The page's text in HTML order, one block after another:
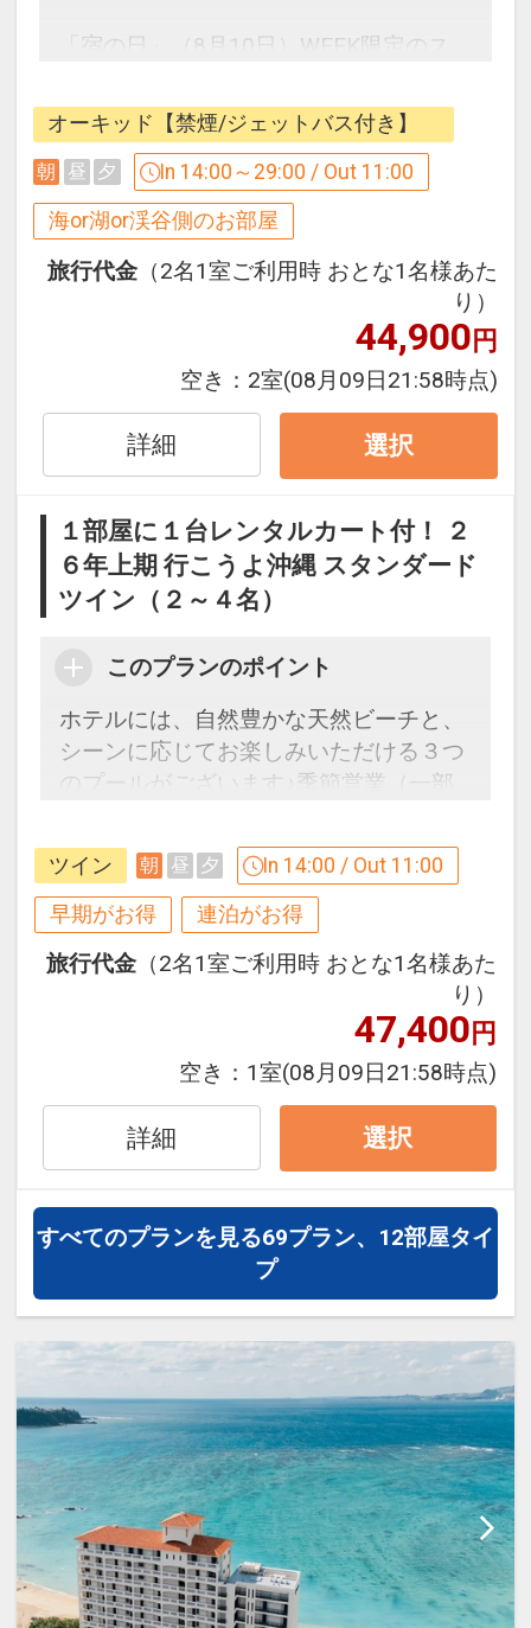
「宿の日」（8月10日）WEEK限定のス
客室は波音を間近に感じる、オーシャン
ビューで人気の2タイプ「オーキッド」
と「アゼリアスイート」よりお選びいた
だけます。
※ご予約時にどちらかのお部屋タイプを
指定してご予約ください。
◆オーシャンビュールームで人気の【オ
ーキッド】◆
オーシャンビューのバルコニーにあり、
壮大な景色を眺めながら入れるジェット
ください。
◆オーシャンビュースイートで人気の
【アゼリアスイート】◆
バルコニーやガラス張りのバスルームか
らは大浦湾を望み、
夕方になると赤く染まる夕陽が天蓋付き
ベッドに反射して、お部屋全体を茜色に
包みます。
波音を間近に感じるオーシャンビュール
ームで、ゆっくりと流れる時間をご堪能
ください。
＜ プランのご案内 ＞
○インドアプール「レインフォレスト」
が滞在中ご利用可能（追加代金不要）
※19時からのナイトプールもご利用いた
だけます
◆ ホテルからのおもてなし ◆
・ガーデンプール・ビーチサイドプール
が利用可能（夏季限定）
・カヌチャゴルフコースが宿泊者割引料
金でプレー可能
・一室につきミネラルウォーターを2本
ご用意
◆ 朝食のご案内 ◆
・和食レストラン「神着」・・和御膳
・カジュアルダイニング「パラデ
ィ」・・バイキング
※状況により、営業内容が変更する可能
オーキッド【禁煙/ジェットバス付き】
朝 昼 夕 In 14:00～29:00 / Out 11:00
海or湖or渓谷側のお部屋
旅行代金 （2名1室ご利用時 おとな1名様あた
り）
44,900円
空き： 2室(08月09日21:58時点)
詳細 選択
１部屋に１台レンタルカート付！ ２
６年上期 行こうよ沖縄 スタンダード
ツイン（２～４名）
このプランのポイント
ホテルには、自然豊かな天然ビーチと、
シーンに応じてお楽しみいただける３つ
のプールがございます♪季節営業（一部
【９０日前までの申込がお得】早期申込
割引がございます
ると
※早期申込期間を過ぎてからの変更（人
数の内訳・客室タイプ・食事条件・プラ
ン・氏名・人員・泊数の増減等の変更）
があった場合、早期申込割引は適用され
※割引適用後のご旅行代金は、カレンダ
ーからお進みいただいた後表示される
「空室照会結果確認画面」でご確認くだ
【６０日前までの申込がお得】早期申込
割引がございます
ご宿泊の６０日前までにお申し込みにな
ると
1泊につきおひとり様１，０００円引
※早期申込期間を過ぎてからの変更（人
数の内訳・客室タイプ・食事条件・プラ
ツイン 朝 昼 夕 In 14:00 / Out 11:00
早期がお得 連泊がお得
旅行代金 （2名1室ご利用時 おとな1名様あた
り）
47,400円
空き： 1室(08月09日21:58時点)
詳細 選択
すべてのプランを見る69プラン、12部屋タイ
プ